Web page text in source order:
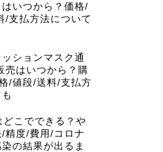
いつから？価格/
/支払方法について
ションマスク通
売はいつから？購
/値段/送料/支払方
どこでできる？や
/精度/費用/コロナ
の結果が出るま